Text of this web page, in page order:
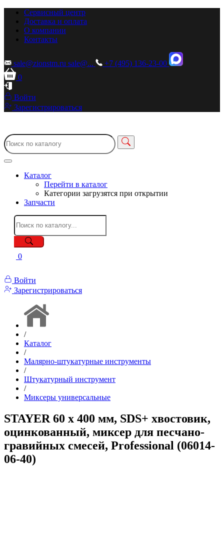
Сервисный центр
Доставка и оплата
О компании
Контакты
sale@zionstm.ru sale@...
+7 (495) 136-23-00
0
Войти
Зарегистрироваться
Каталог
Перейти в каталог
Категории загрузятся при открытии
Запчасти
0
Войти
Зарегистрироваться
/
Каталог
/
Малярно-штукатурные инструменты
/
Штукатурный инструмент
/
Миксеры универсальные
STAYER 60 x 400 мм, SDS+ хвостовик,
оцинкованный, миксер для песчано-
гравийных смесей, Professional (06014-
06-40)